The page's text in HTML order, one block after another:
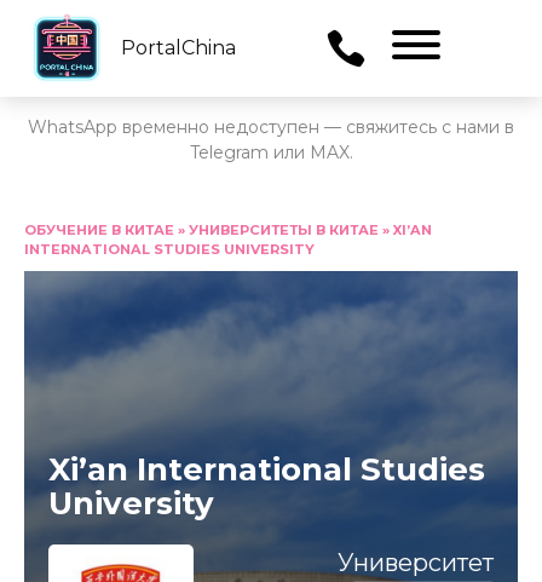
PortalChina
WhatsApp временно недоступен — свяжитесь с нами в
Telegram или MAX.
содержанию
ОБУЧЕНИЕ В КИТАЕ » УНИВЕРСИТЕТЫ В КИТАЕ » XI’AN
INTERNATIONAL STUDIES UNIVERSITY
Xi’an International Studies
University
Университет